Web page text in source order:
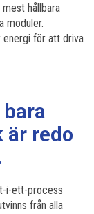
hållbara
moduler.
energi för att driva
är redo
i-ett-process
från alla